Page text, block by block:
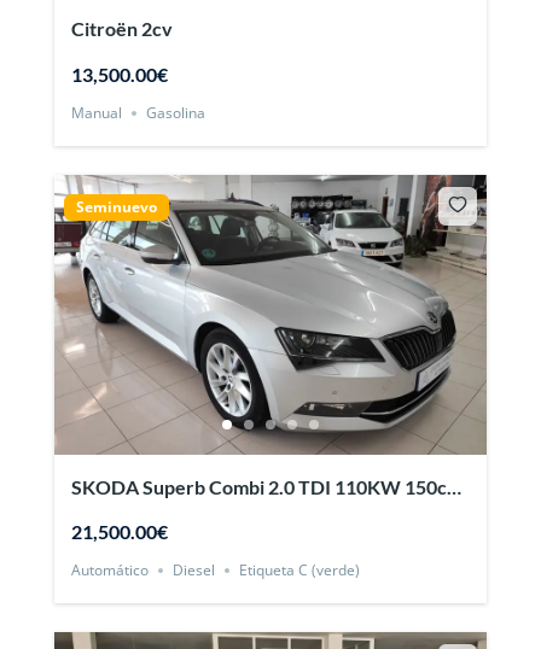
Citroën 2cv
13,500.00€
Manual Gasolina
Seminuevo
SKODA Superb Combi 2.0 TDI 110KW 150cv
21,500.00€
Automático Diesel Etiqueta C (verde)